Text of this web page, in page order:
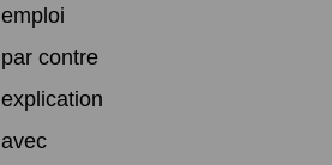
emploi
par contre
explication
avec